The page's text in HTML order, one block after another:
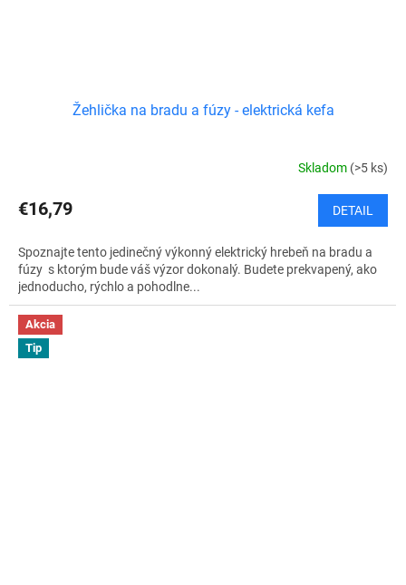
Žehlička na bradu a fúzy - elektrická kefa
Skladom (>5 ks)
€16,79 DETAIL
Spoznajte tento jedinečný výkonný elektrický hrebeň na bradu a
fúzy s ktorým bude váš výzor dokonalý. Budete prekvapený, ako
jednoducho, rýchlo a pohodlne...
Akcia
Tip